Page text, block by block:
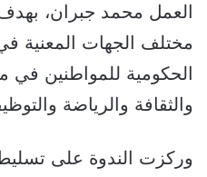
العمل محمد جبران،
مختلف الجهات المعنية
الحكومية للمواطنين في
والثقافة والرياضة
وركزت الندوة على